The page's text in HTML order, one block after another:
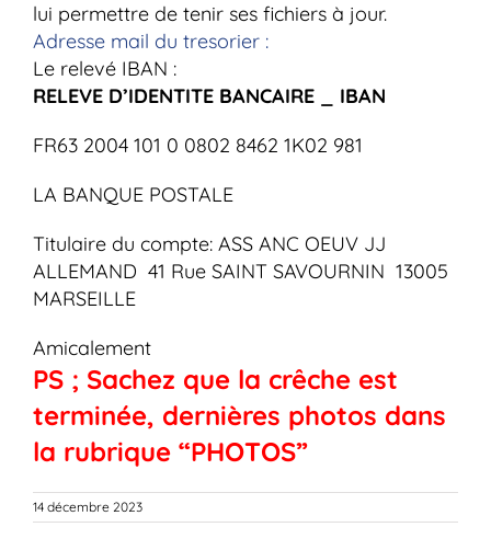
lui permettre de tenir ses fichiers à jour.
Adresse mail du tresorier :
Le relevé IBAN :
RELEVE D’IDENTITE BANCAIRE _ IBAN
FR63 2004 101 0 0802 8462 1K02 981
LA BANQUE POSTALE
Titulaire du compte: ASS ANC OEUV JJ
ALLEMAND 41 Rue SAINT SAVOURNIN 13005
MARSEILLE
Amicalement
PS ; Sachez que la crêche est
terminée, dernières photos dans
la rubrique “PHOTOS”
14 décembre 2023